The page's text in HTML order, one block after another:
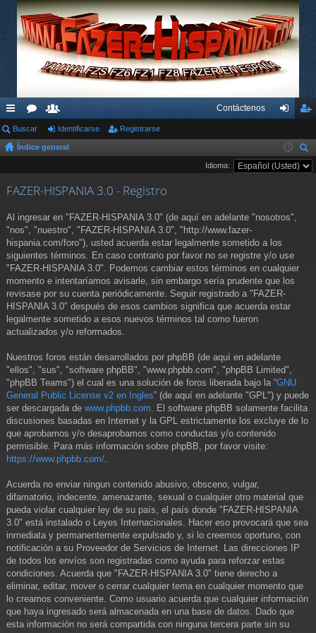
nl
ac
rá
pi
do
s
or
os
su
ari
Contáctenos
nti
fic
se
ist
ra
Buscar Identificarse Registrarse
Índice general
us
Idioma:
FAZER-HISPANIA 3.0 - Registro
Al ingresar en "FAZER-HISPANIA 3.0" (de aquí en adelante "nosotros",
"nos", "nuestro", "FAZER-HISPANIA 3.0", "http://www.fazer-
hispania.com/foro"), usted acuerda estar legalmente sometido a los
siguientes términos. En caso contrario por favor no se registre y/o use
"FAZER-HISPANIA 3.0". Podemos cambiar estos términos en cualquier
momento e intentaríamos avisarle, sin embargo sería prudente que los
revisase por su cuenta periódicamente. Seguir registrado a "FAZER-
HISPANIA 3.0" después de esos cambios significa que acuerda estar
legalmente sometido a esos nuevos términos tal como fueron
actualizados y/o reformados.
Nuestros foros están desarrollados por phpBB (de aquí en adelante
"ellos", "sus", "software phpBB", "www.phpbb.com", "phpBB Limited",
"phpBB Teams") el cual es una solución de foros liberada bajo la “GNU
General Public License v2 en Ingles” (de aquí en adelante "GPL") y puede
ser descargada de www.phpbb.com . El software phpBB solamente facilita
discusiones basadas en Internet y la GPL estrictamente los excluye de lo
que aprobamos y/o desaprobamos como conductas y/o contenido
permisible. Para más información sobre phpBB, por favor visite:
https://www.phpbb.com/
Acuerda no enviar ningun contenido abusivo, obsceno, vulgar,
difamatorio, indecente, amenazante, sexual o cualquier otro material que
pueda violar cualquier ley de su país, el país donde "FAZER-HISPANIA
3.0" está instalado o Leyes Internacionales. Hacer eso provocará que sea
inmediata y permanentemente expulsado y, si lo creemos oportuno, con
notificación a su Proveedor de Servicios de Internet. Las direcciones IP
de todos los envíos son registradas como ayuda para reforzar estas
condiciones. Acuerda que "FAZER-HISPANIA 3.0" tiene derecho a
eliminar, editar, mover o cerrar cualquier tema en cualquier momento que
lo creamos conveniente. Como usuario acuerda que cualquier información
que haya ingresado será almacenada en una base de datos. Dado que
esta información no será compartida con ninguna tercera parte sin su